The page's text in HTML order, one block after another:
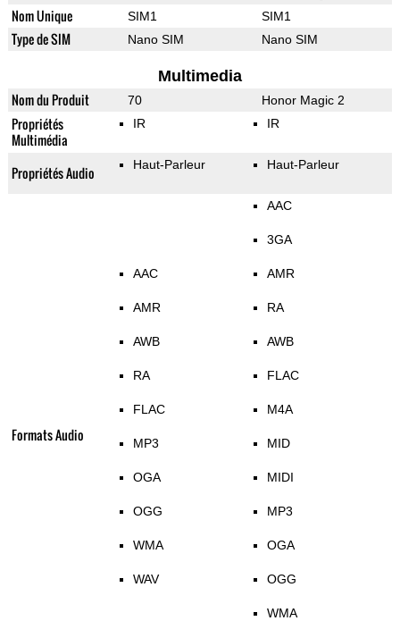
Nom Unique SIM1 SIM1
Type de SIM Nano SIM Nano SIM
Multimedia
Nom du Produit 70 Honor Magic 2
Propriétés
Multimédia
IR IR
Propriétés Audio Haut-Parleur Haut-Parleur
Formats Audio
AAC
AMR
AWB
RA
FLAC
MP3
OGA
OGG
WMA
WAV
AAC
3GA
AMR
RA
AWB
FLAC
M4A
MID
MIDI
MP3
OGA
OGG
WMA